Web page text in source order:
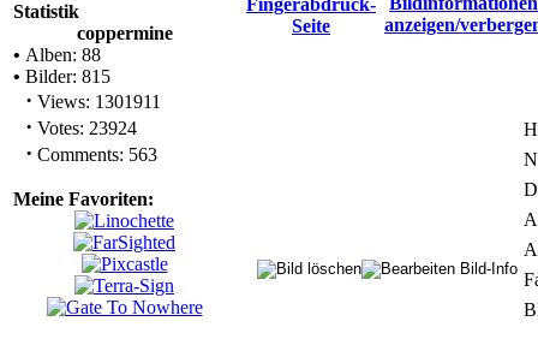
Statistik
coppermine
• Alben: 88
• Bilder: 815
· Views: 1301911
· Votes: 23924
· Comments: 563
Meine Favoriten: